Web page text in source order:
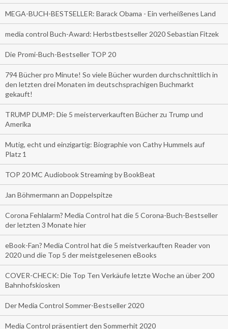
MEGA-BUCH-BESTSELLER: Barack Obama - Ein verheißenes Land
media control Buch-Award: Herbstbestseller 2020 Sebastian Fitzek
Die Promi-Buch-Bestseller TOP 20
794 Bücher pro Minute! So viele Bücher wurden durchschnittlich in
den letzten drei Monaten im deutschsprachigen Buchmarkt
gekauft!
TRUMP DUMP: Die 5 meisterverkauften Bücher zu Trump und
Amerika
Mutig, echt und einzigartig: Biographie von Cathy Hummels auf
Platz 1
TOP 20 MC Audiobook Streaming by BookBeat
Jan Böhmermann an Doppelspitze
Corona Fehlalarm? Media Control hat die 5 Corona-Buch-Bestseller
der letzten 3 Monate hier
eBook-Fan? Media Control hat die 5 meistverkauften Reader von
2020 und die Top 5 der meistgelesenen eBooks
COVER-CHECK: Die Top Ten Verkäufe letzte Woche an über 200
Bahnhofskiosken
Der Media Control Sommer-Bestseller 2020
Media Control präsentiert den Sommerhit 2020